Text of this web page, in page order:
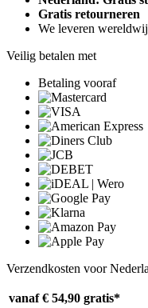
Gratis retourneren
We leveren
Veilig betalen met
Betaling vooraf
Verzendkosten voor
vanaf € 54,90 gratis*